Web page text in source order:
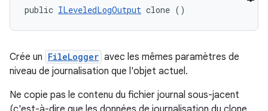
public ILeveledLogOutput clone ()
Crée un FileLogger avec les mêmes paramètres de
niveau de journalisation que l'objet actuel.
Ne copie pas le contenu du fichier journal sous-jacent